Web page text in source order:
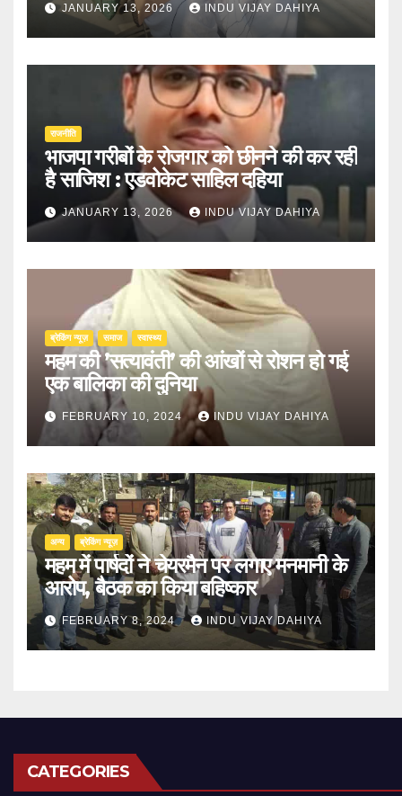
JANUARY 13, 2026 INDU VIJAY DAHIYA
राजनीति
भाजपा गरीबों के रोजगार को छीनने की कर रही
है साजिश : एडवोकेट साहिल दहिया
JANUARY 13, 2026 INDU VIJAY DAHIYA
ब्रेकिंग न्यूज़ समाज स्वास्थ्य
महम की ’सत्यावंती’ की आंखों से रोशन हो गई
एक बालिका की दुनिया
FEBRUARY 10, 2024 INDU VIJAY DAHIYA
अन्य ब्रेकिंग न्यूज़
महम में पार्षदों ने चेयरमैन पर लगाए मनमानी के
आरोप, बैठक का किया बहिष्कार
FEBRUARY 8, 2024 INDU VIJAY DAHIYA
CATEGORIES